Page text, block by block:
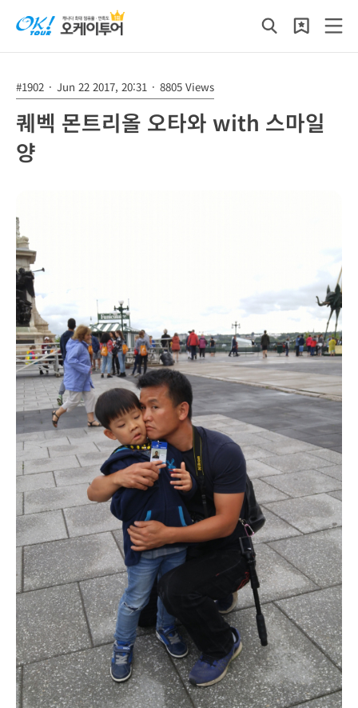
#1902 · Jun 22 2017, 20:31 · 8805 Views
퀘벡 몬트리올 오타와 with 스마일
양